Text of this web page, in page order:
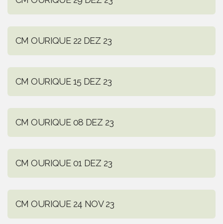
CM OURIQUE 22 DEZ 23
CM OURIQUE 15 DEZ 23
CM OURIQUE 08 DEZ 23
CM OURIQUE 01 DEZ 23
CM OURIQUE 24 NOV 23